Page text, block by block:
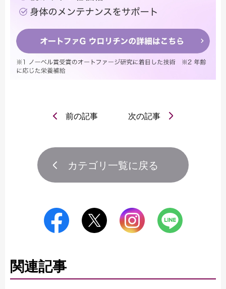
前の記事 次の記事
カテゴリ一覧に戻る
関連記事